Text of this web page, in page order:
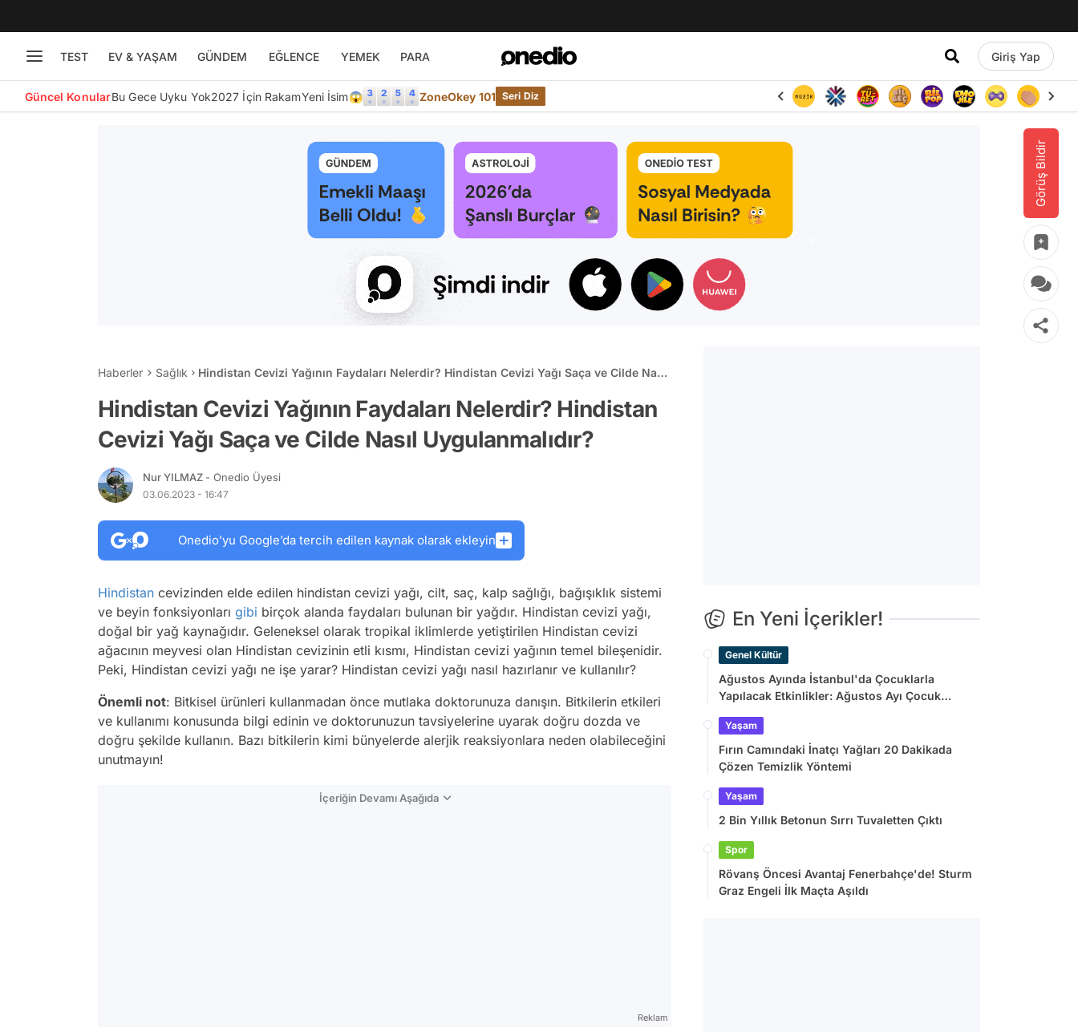
TEST EV & YAŞAM GÜNDEM EĞLENCE YEMEK PARA Giriş Yap
Güncel KonularBu Gece Uyku Yok2027 İçin RakamYeni İsim😱 ZoneOkey 101 Seri Diz
Görüş Bildir
Haberler Sağlık
Hindistan Cevizi Yağının Faydaları Nelerdir? Hindistan Cevizi Yağı Saça ve Cilde Nasıl
Hindistan Cevizi Yağının Faydaları Nelerdir? Hindistan
Cevizi Yağı Saça ve Cilde Nasıl Uygulanmalıdır?
Nur YILMAZ - Onedio Üyesi
03.06.2023 - 16:47
Onedio’yu Google’da tercih edilen kaynak olarak ekleyin
Hindistan cevizinden elde edilen hindistan cevizi yağı, cilt, saç, kalp sağlığı, bağışıklık sistemi
ve beyin fonksiyonları gibi birçok alanda faydaları bulunan bir yağdır. Hindistan cevizi yağı,
doğal bir yağ kaynağıdır. Geleneksel olarak tropikal iklimlerde yetiştirilen Hindistan cevizi
ağacının meyvesi olan Hindistan cevizinin etli kısmı, Hindistan cevizi yağının temel bileşenidir.
Peki, Hindistan cevizi yağı ne işe yarar? Hindistan cevizi yağı nasıl hazırlanır ve kullanılır?
Önemli not: Bitkisel ürünleri kullanmadan önce mutlaka doktorunuza danışın. Bitkilerin etkileri
ve kullanımı konusunda bilgi edinin ve doktorunuzun tavsiyelerine uyarak doğru dozda ve
doğru şekilde kullanın. Bazı bitkilerin kimi bünyelerde alerjik reaksiyonlara neden olabileceğini
unutmayın!
İçeriğin Devamı Aşağıda
Reklam
En Yeni İçerikler!
Genel Kültür
Ağustos Ayında İstanbul'da Çocuklarla
Yapılacak Etkinlikler: Ağustos Ayı Çocuk
Yaşam
Fırın Camındaki İnatçı Yağları 20 Dakikada
Çözen Temizlik Yöntemi
Yaşam
2 Bin Yıllık Betonun Sırrı Tuvaletten Çıktı
Spor
Rövanş Öncesi Avantaj Fenerbahçe'de! Sturm
Graz Engeli İlk Maçta Aşıldı